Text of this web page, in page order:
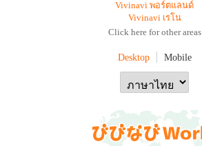
Vivinavi พอร์ตแลนด์
Vivinavi เรโน
Click here for other areas
Desktop Mobile